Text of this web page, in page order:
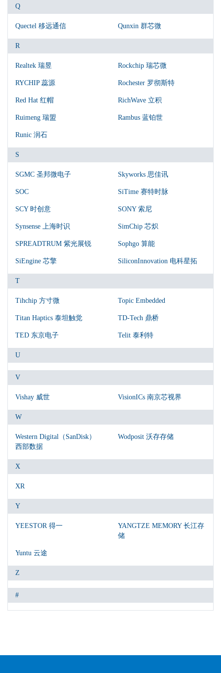
Q
Quectel 移远通信 Qunxin 群芯微
R
Realtek 瑞昱 Rockchip 瑞芯微
RYCHIP 蕊源 Rochester 罗彻斯特
Red Hat 红帽 RichWave 立积
Ruimeng 瑞盟 Rambus 蓝铂世
Runic 润石
S
SGMC 圣邦微电子 Skyworks 思佳讯
SOC SiTime 赛特时脉
SCY 时创意 SONY 索尼
Synsense 上海时识 SimChip 芯炽
SPREADTRUM 紫光展锐 Sophgo 算能
SiEngine 芯擎 SiliconInnovation 电科星拓
T
Tihchip 方寸微 Topic Embedded
Titan Haptics 泰坦触觉 TD-Tech 鼎桥
TED 东京电子 Telit 泰利特
U
V
Vishay 威世 VisionICs 南京芯视界
W
Western Digital（SanDisk）
西部数据
Wodposit 沃存存储
X
XR
Y
YEESTOR 得一
YANGTZE MEMORY 长江存
储
Yuntu 云途
Z
#